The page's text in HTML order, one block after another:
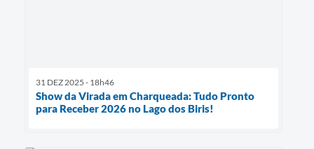
31 DEZ 2025 - 18h46
Show da Virada em Charqueada: Tudo Pronto
para Receber 2026 no Lago dos Biris!